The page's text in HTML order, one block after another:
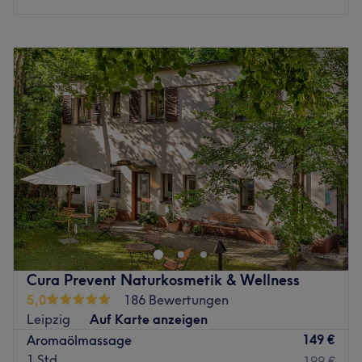
Zurück zur Salonansicht
Dienstag
Geschlossen
Mittwoch
10:00–19:00
Donnerstag
10:00–19:00
Freitag
10:00–15:00
Samstag
Geschlossen
Sonntag
Geschlossen
In dem vielseitig aufgestellten Beautystudio Entspannung
und Harmonie in Leipzig Wiederitzsch erwartet Sie pure
Erholung. Im Gerstenweg 5 können Sie sich von dem
Alltagstress erholen und neue Energie tanken. Ich, Evelin
Heitmann, gehe auf individuelle Wünsche und
Bedürfnisse ein.
Ob Pflege- oder Intensivkosmetik, Browstyling,
Wimpernlifting und Wimpernverlängerung, Massage zur
Entspannung, mit Aromaöl- oder Hot Stone Massage -
Cura Prevent Naturkosmetik & Wellness
5,0
186 Bewertungen
Leipzig
Auf Karte anzeigen
Aromaölmassage
149 €